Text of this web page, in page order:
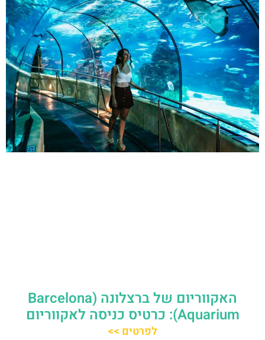
האקווריום של ברצלונה (Barcelona
Aquarium): כרטיס כניסה לאקווריום
לפרטים >>